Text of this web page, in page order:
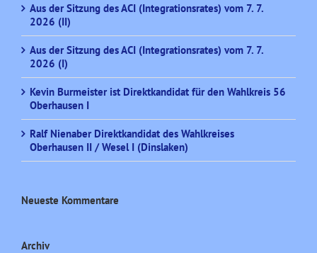
Aus der Sitzung des ACI (Integrationsrates) vom 7. 7.
2026 (II)
Aus der Sitzung des ACI (Integrationsrates) vom 7. 7.
2026 (I)
Kevin Burmeister ist Direktkandidat für den Wahlkreis 56
Oberhausen I
Ralf Nienaber Direktkandidat des Wahlkreises
Oberhausen II / Wesel I (Dinslaken)
Neueste Kommentare
Archiv